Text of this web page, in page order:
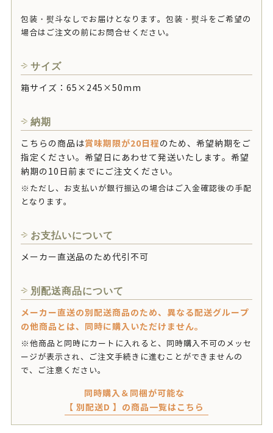
包装・熨斗なしでお届けとなります。包装・熨斗をご希望の
場合はご注文の前にお問合せください。
サイズ
箱サイズ：65×245×50mm
納期
こちらの商品は賞味期限が20日程のため、希望納期をご
指定ください。希望日にあわせて発送いたします。希望
納期の10日前までにご注文ください。
※ただし、お支払いが銀行振込の場合はご入金確認後の手配
となります。
お支払いについて
メーカー直送品のため代引不可
別配送商品について
メーカー直送の別配送商品のため、異なる配送グループ
の他商品とは、同時に購入いただけません。
※他商品と同時にカートに入れると、同時購入不可のメッセ
ージが表示され、ご注文手続きに進むことができませんの
で、ご注意ください。
同時購入＆同梱が可能な
【 別配送D 】の商品一覧はこちら